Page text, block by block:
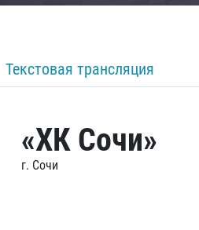
Текстовая трансляция
«ХК Сочи»
г. Сочи